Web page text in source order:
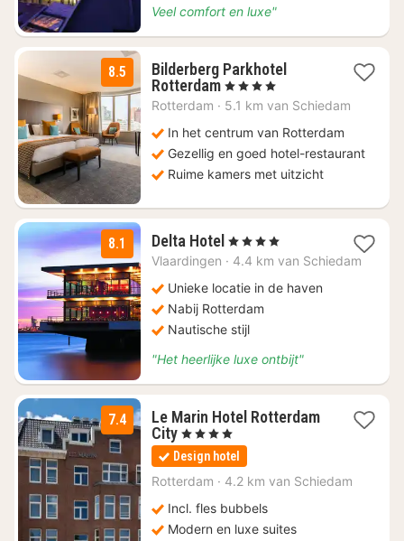
Veel comfort en luxe"
8.5
Bilderberg Parkhotel
Rotterdam1
nacht
€
102,56
, 4 Sterren
Rotterdam · 5.1 km van Schiedam
In het centrum van Rotterdam
Gezellig en goed hotel-restaurant
Ruime kamers met uitzicht
8.1 Delta Hotel 1
nacht
€
102,85
, 4 Sterren
Vlaardingen · 4.4 km van Schiedam
Unieke locatie in de haven
Nabij Rotterdam
Nautische stijl
"Het heerlijke luxe ontbijt"
7.4
Le Marin Hotel Rotterdam
City1
nacht
vanaf
€
, 4 Sterren
Design hotel
Rotterdam · 4.2 km van Schiedam
Incl. fles bubbels
Modern en luxe suites